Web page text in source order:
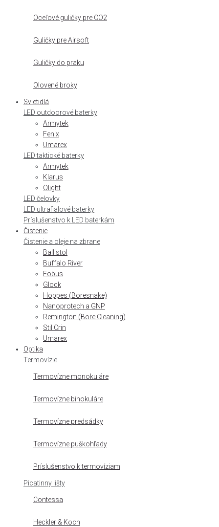
Oceľové guličky pre CO2
Guličky pre Airsoft
Guličky do praku
Olovené broky
Svietidlá
LED outdoorové baterky
Armytek
Fenix
Umarex
LED taktické baterky
Armytek
Klarus
Olight
LED čelovky
LED ultrafialové baterky
Príslušenstvo k LED baterkám
Čistenie
Čistenie a oleje na zbrane
Ballistol
Buffalo River
Fobus
Glock
Hoppes (Boresnake)
Nanoprotech a GNP
Remington (Bore Cleaning)
Stil Crin
Umarex
Optika
Termovízie
Termovízne monokuláre
Termovízne binokuláre
Termovízne predsádky
Termovízne puškohľady
Príslušenstvo k termovíziam
Picatinny lišty
Contessa
Heckler & Koch